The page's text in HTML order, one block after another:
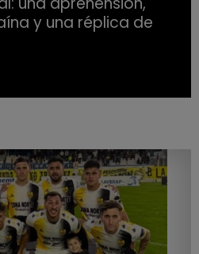
y una réplica de